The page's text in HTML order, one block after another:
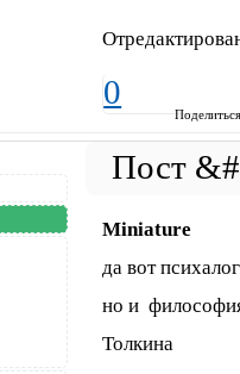
0
Miniature
да вот
но и
Толкина